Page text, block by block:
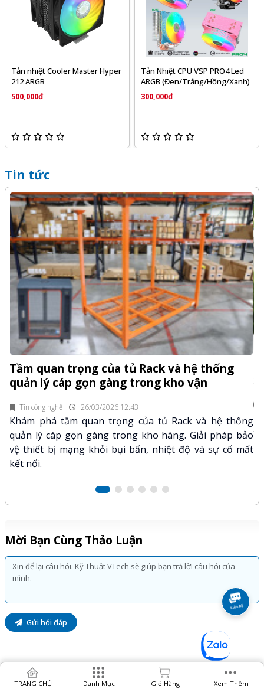
Tản nhiệt Cooler Master Hyper
212 ARGB
500,000đ
Tản Nhiệt CPU VSP PRO4 Led
ARGB (Đen/Trắng/Hồng/Xanh)
300,000đ
Tin tức
Tin công nghệ 26/03/2026 12:43
Tầm quan trọng của tủ Rack và hệ thống
quản lý cáp gọn gàng trong kho vận
Khám phá tầm quan trọng của tủ Rack và hệ thống
quản lý cáp gọn gàng trong kho hàng. Giải pháp bảo
vệ thiết bị mạng khỏi bụi bẩn, nhiệt độ và sự cố mất
kết nối.
Mời Bạn Cùng Thảo Luận
Gửi hỏi đáp
TRANG CHỦ Danh Mục Giỏ Hàng Xem Thêm